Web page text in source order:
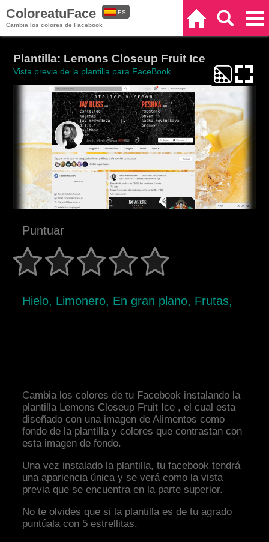
ColoreatuFace
Cambia los colores de Facebook
ES
Plantilla: Lemons Closeup Fruit Ice
Vista previa de la plantilla para FaceBook
Puntuar
Hielo, Limonero, En gran plano, Frutas,
Cambia los colores de tu Facebook instalando la
plantilla Lemons Closeup Fruit Ice , el cual esta
diseñado con una imagen de Alimentos como
fondo de la plantilla y colores que contrastan con
esta imagen de fondo.
Una vez instalado la plantilla, tu facebook tendrá
una apariencia única y se verá como la vista
previa que se encuentra en la parte superior.
No te olvides que si la plantilla es de tu agrado
puntúala con 5 estrellitas.